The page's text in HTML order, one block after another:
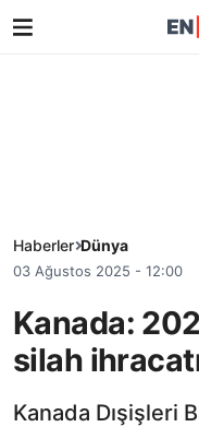
Haberler Dünya
03 Ağustos 2025 - 12:00
Kanada:
silah
Kanada Dışişleri